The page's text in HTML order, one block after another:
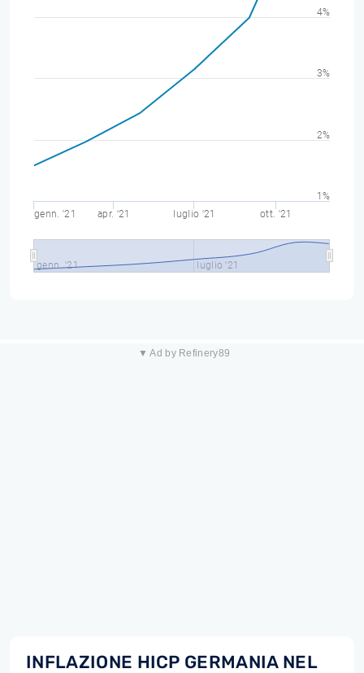
genn. '21 apr. '21 luglio '21 ott. '21
genn. '21 luglio '21
1%
2%
3%
4%
▼ Ad by Refinery89
INFLAZIONE HICP GERMANIA NEL